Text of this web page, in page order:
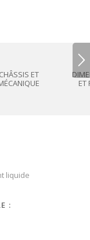
CHÂSSIS ET
ET
liquide
: